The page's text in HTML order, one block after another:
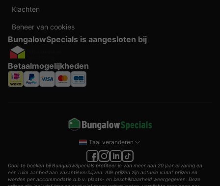
Klachten
Beheer van cookies
BungalowSpecials is aangesloten bij
Betaalmogelijkheden
Taal veranderen
Door te boeken bij BungalowSpecials profiteer je van meer dan 20 jaar ervaring en
een ruim aanbod aan vakantieverblijven. Alle prijzen zijn actuele vanaf prijzen en
worden per accommodatie o.b.v. plaats- en beschikbaarheid weergegeven. Deze